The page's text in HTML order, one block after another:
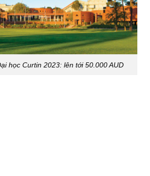
học Curtin 2023: lên tới 50.000 AUD